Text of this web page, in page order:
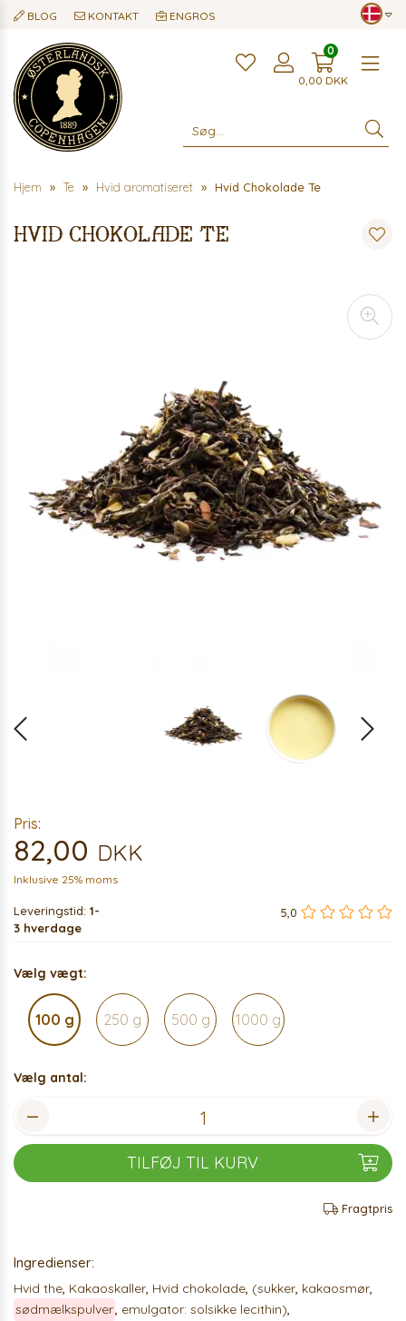
BLOG KONTAKT ENGROS
0,00 DKK
0
Hjem Te Hvid aromatiseret Hvid Chokolade Te
Hvid Chokolade Te
Pris:
82,00 DKK
Inklusive 25% moms
Leveringstid: 1-
3 hverdage
5,0
Vælg vægt:
100 g 250 g 500 g 1000 g
Vælg antal:
TILFØJ TIL KURV
Fragtpris
Ingredienser:
Hvid the, Kakaoskaller, Hvid chokolade, (sukker, kakaosmør,
sødmælkspulver, emulgator: solsikke lecithin),